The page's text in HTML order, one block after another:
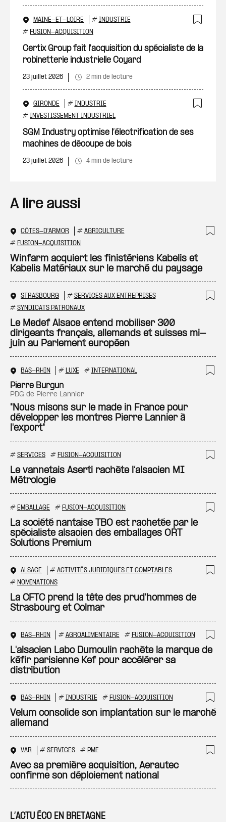
L’ACTU ÉCO EN BRETAGNE
MAINE-ET-LOIRE # INDUSTRIE
# FUSION-ACQUISITION
Certix Group fait l'acquisition du spécialiste de la
robinetterie industrielle Coyard
23 juillet 2026 2 min de lecture
GIRONDE # INDUSTRIE
# INVESTISSEMENT INDUSTRIEL
SGM Industry optimise l’électrification de ses
machines de découpe de bois
23 juillet 2026 4 min de lecture
A lire aussi
CÔTES-D'ARMOR # AGRICULTURE
# FUSION-ACQUISITION
Winfarm acquiert les finistériens Kabelis et
Kabelis Matériaux sur le marché du paysage
STRASBOURG # SERVICES AUX ENTREPRISES
# SYNDICATS PATRONAUX
Le Medef Alsace entend mobiliser 300
dirigeants français, allemands et suisses mi-
juin au Parlement européen
BAS-RHIN # LUXE # INTERNATIONAL
Pierre Burgun
PDG de Pierre Lannier
"Nous misons sur le made in France pour
développer les montres Pierre Lannier à
l'export"
# SERVICES # FUSION-ACQUISITION
Le vannetais Aserti rachète l’alsacien MI
Métrologie
# EMBALLAGE # FUSION-ACQUISITION
La société nantaise TBO est rachetée par le
spécialiste alsacien des emballages ORT
Solutions Premium
ALSACE # ACTIVITÉS JURIDIQUES ET COMPTABLES
# NOMINATIONS
La CFTC prend la tête des prud'hommes de
Strasbourg et Colmar
BAS-RHIN # AGROALIMENTAIRE # FUSION-ACQUISITION
L'alsacien Labo Dumoulin rachète la marque de
kéfir parisienne Kef pour accélérer sa
distribution
BAS-RHIN # INDUSTRIE # FUSION-ACQUISITION
Velum consolide son implantation sur le marché
allemand
VAR # SERVICES # PME
Avec sa première acquisition, Aerautec
confirme son déploiement national